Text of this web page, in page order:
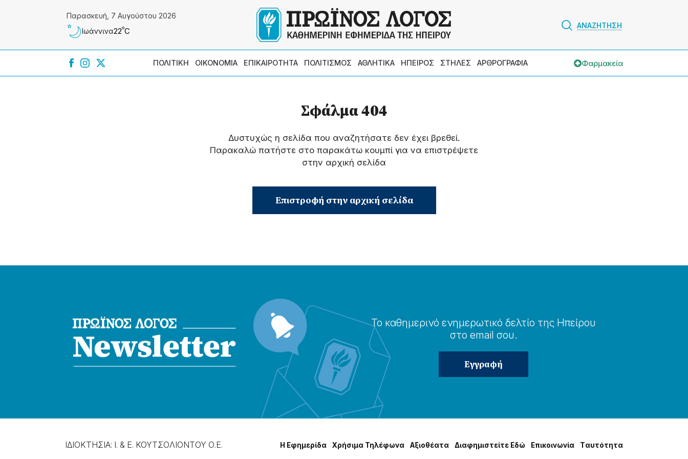
Παρασκευή, 7 Αυγούστου 2026
Ιωάννɩνα22ºC
ΑΝΑΖΗΤΗΣΗ
ΠΟΛΙΤΙΚΗ ΟΙΚΟΝΟΜΙΑ ΕΠΙΚΑΙΡΟΤΗΤΑ ΠΟΛΙΤΙΣΜΟΣ ΑΘΛΗΤΙΚΑ ΗΠΕΙΡΟΣ ΣΤΗΛΕΣ ΑΡΘΡΟΓΡΑΦΙΑ Φαρμακεία
Σφάλμα 404
Δυστυχώς η σελίδα που αναζητήσατε δεν έχει βρεθεί.
Παρακαλώ πατήστε στο παρακάτω κουμπί για να επιστρέψετε
στην αρχική σελίδα
Επιστροφή στην αρχική σελίδα
Το καθημερɩνό ενημερωτɩκό δελτίο της Ηπείρου
στο email σου.
ΙΔΙΟΚΤΗΣΙΑ: Ι. & Ε. ΚΟΥΤΣΟΛΙΟΝΤΟΥ Ο.Ε. Η Εφημερίδα Χρήσɩμα Τηλέφωνα Αξɩοθέατα Δɩαφημɩστείτε Εδώ Επɩκοɩνωνία Tαυτότητα